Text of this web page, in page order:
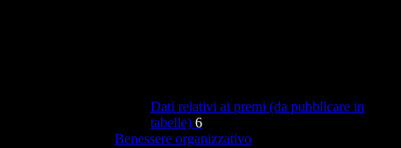
Dati relativi ai premi (da pubblicare in
tabelle) 6
Benessere organizzativo